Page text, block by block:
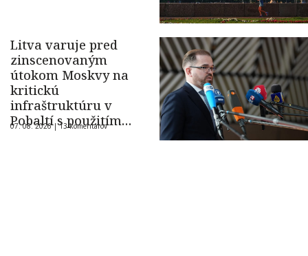
Litva varuje pred
zinscenovaným
útokom Moskvy na
kritickú
infraštruktúru v
Pobaltí s použitím
ukrajinského dronu
07. 08. 2026 |13 komentárov